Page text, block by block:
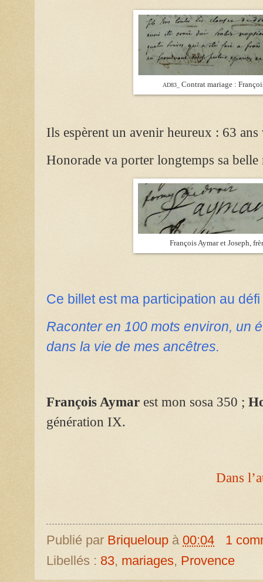
AD83_ Contrat mariage :
Ils espèrent un avenir heureux : 63
Honorade va porter longtemps sa belle
François Aymar et Joseph,
Ce billet est ma participation au
Raconter en 100 mots environ, un
dans la vie de mes ancêtres.
François Aymar est mon sosa 350 ;
génération IX.
Dans
Publié par Briqueloup à 00:04
1
Libellés : 83, mariages, Provence